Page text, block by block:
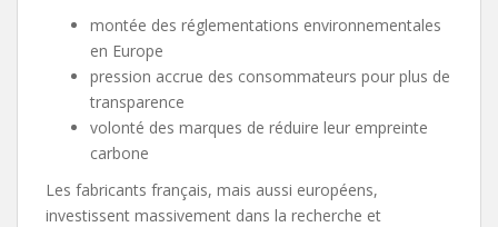
montée des réglementations environnementales
en Europe
pression accrue des consommateurs pour plus de
transparence
volonté des marques de réduire leur empreinte
carbone
Les fabricants français, mais aussi européens,
investissent massivement dans la recherche et